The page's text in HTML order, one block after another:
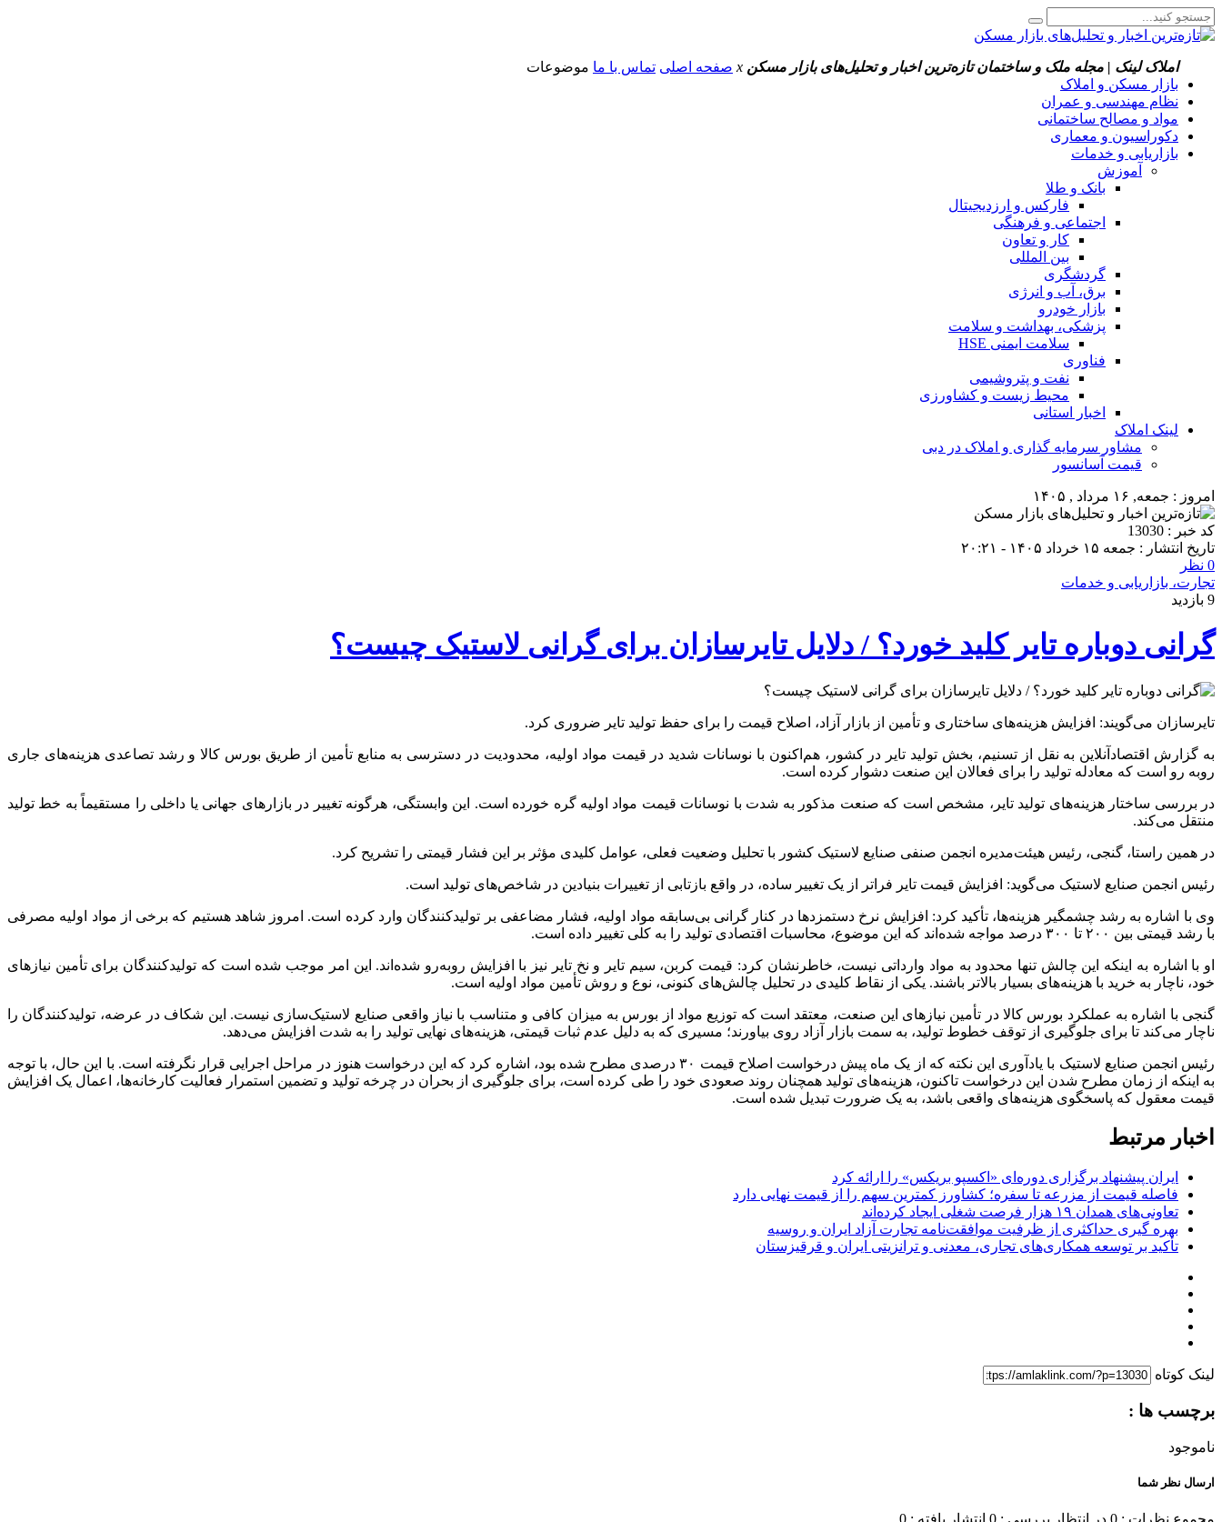
املاک لینک | مجله ملک و ساختمان تازه‌ترین اخبار و تحلیل‌های بازار مسکن x صفحه اصلی تماس با ما موضوعات
بازار مسکن و املاک
نظام مهندسی و عمران
مواد و مصالح ساختمانی
دکوراسیون و معماری
بازاریابی و خدمات
آموزش
بانک و طلا
فارکس و ارزدیجیتال
اجتماعی و فرهنگی
کار و تعاون
بین المللی
گردشگری
برق، آب و انرژی
بازار خودرو
پزشکی، بهداشت و سلامت
سلامت ایمنی HSE
فناوری
نفت و پتروشیمی
محیط زیست و کشاورزی
اخبار استانی
لینک املاک
مشاور سرمایه گذاری و املاک در دبی
قیمت آسانسور
امروز : جمعه, ۱۶ مرداد , ۱۴۰۵
کد خبر : 13030
تاریخ انتشار : جمعه ۱۵ خرداد ۱۴۰۵ - ۲۰:۲۱
0 نظر
تجارت، بازاریابی و خدمات
9 بازدید
گرانی دوباره تایر کلید خورد؟ / دلایل تایرسازان برای گرانی لاستیک چیست؟
تایرسازان می‌گویند: افزایش هزینه‌های ساختاری و تأمین از بازار آزاد، اصلاح قیمت را برای حفظ تولید تایر ضروری کرد.
به گزارش اقتصادآنلاین به نقل از تسنیم، بخش تولید تایر در کشور، هم‌اکنون با نوسانات شدید در قیمت مواد اولیه، محدودیت در دسترسی به منابع تأمین از طریق بورس کالا و رشد تصاعدی هزینه‌های جاری
روبه رو است که معادله تولید را برای فعالان این صنعت دشوار کرده است.
در بررسی ساختار هزینه‌های تولید تایر، مشخص است که صنعت مذکور به شدت با نوسانات قیمت مواد اولیه گره خورده است. این وابستگی، هرگونه تغییر در بازار‌های جهانی یا داخلی را مستقیماً به خط تولید
منتقل می‌کند.
در همین راستا، گنجی، رئیس هیئت‌مدیره انجمن صنفی صنایع لاستیک کشور با تحلیل وضعیت فعلی، عوامل کلیدی مؤثر بر این فشار قیمتی را تشریح کرد.
رئیس انجمن صنایع لاستیک می‌گوید: افزایش قیمت تایر فراتر از یک تغییر ساده، در واقع بازتابی از تغییرات بنیادین در شاخص‌های تولید است.
وی با اشاره به رشد چشمگیر هزینه‌ها، تأکید کرد: افزایش نرخ دستمزد‌ها در کنار گرانی بی‌سابقه مواد اولیه، فشار مضاعفی بر تولیدکنندگان وارد کرده است. امروز شاهد هستیم که برخی از مواد اولیه مصرفی
با رشد قیمتی بین ۲۰۰ تا ۳۰۰ درصد مواجه شده‌اند که این موضوع، محاسبات اقتصادی تولید را به کلی تغییر داده است.
او با اشاره به اینکه این چالش تنها محدود به مواد وارداتی نیست، خاطرنشان کرد: قیمت کربن، سیم تایر و نخ تایر نیز با افزایش روبه‌رو شده‌اند. این امر موجب شده است که تولیدکنندگان برای تأمین نیاز‌های
خود، ناچار به خرید با هزینه‌های بسیار بالاتر باشند. یکی از نقاط کلیدی در تحلیل چالش‌های کنونی، نوع و روش تأمین مواد اولیه است.
گنجی با اشاره به عملکرد بورس کالا در تأمین نیاز‌های این صنعت، معتقد است که توزیع مواد از بورس به میزان کافی و متناسب با نیاز واقعی صنایع لاستیک‌سازی نیست. این شکاف در عرضه، تولیدکنندگان را
ناچار می‌کند تا برای جلوگیری از توقف خطوط تولید، به سمت بازار آزاد روی بیاورند؛ مسیری که به دلیل عدم ثبات قیمتی، هزینه‌های نهایی تولید را به شدت افزایش می‌دهد.
رئیس انجمن صنایع لاستیک با یادآوری این نکته که از یک ماه پیش درخواست اصلاح قیمت ۳۰ درصدی مطرح شده بود، اشاره کرد که این درخواست هنوز در مراحل اجرایی قرار نگرفته است. با این حال، با توجه
به اینکه از زمان مطرح شدن این درخواست تاکنون، هزینه‌های تولید همچنان روند صعودی خود را طی کرده است، برای جلوگیری از بحران در چرخه تولید و تضمین استمرار فعالیت کارخانه‌ها، اعمال یک افزایش
قیمت معقول که پاسخگوی هزینه‌های واقعی باشد، به یک ضرورت تبدیل شده است.
اخبار مرتبط
ایران پیشنهاد برگزاری دوره‌ای «اکسپو بریکس» را ارائه کرد
فاصله قیمت از مزرعه تا سفره؛ کشاورز کمترین سهم را از قیمت نهایی دارد
تعاونی‌های همدان ۱۹ هزار فرصت شغلی ایجاد کرده‌اند
بهره گیری حداکثری از ظرفیت موافقت‌نامه تجارت آزاد ایران و روسیه
تأکید بر توسعه همکاری‌های تجاری، معدنی و ترانزیتی ایران و قرقیزستان
لینک کوتاه
برچسب ها :
ناموجود
ارسال نظر شما